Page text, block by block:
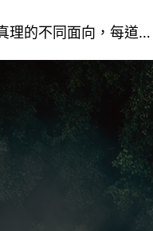
理的不同面向，每道…